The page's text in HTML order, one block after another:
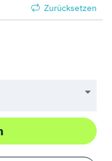
Zurücksetzen